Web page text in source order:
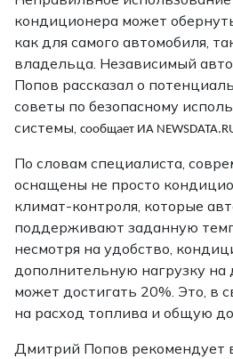
кондиционера может
как для самого автомобиля,
владельца. Независимый
Попов рассказал о
советы по безопасному
системы, сообщает ИА
По словам специалиста,
оснащены не просто
климат-контроля, которые
поддерживают заданную
несмотря на удобство,
дополнительную нагрузку на
может достигать 20%. Это, в
на расход топлива и общую
Дмитрий Попов рекомендует